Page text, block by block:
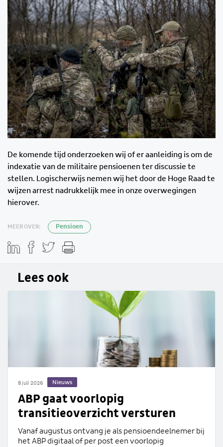
De komende tijd onderzoeken wij of er aanleiding is om de
indexatie van de militaire pensioenen ter discussie te
stellen. Logischerwijs nemen wij het door de Hoge Raad te
wijzen arrest nadrukkelijk mee in onze overwegingen
hierover.
MEER OVER: Pensioen
Lees ook
8 juli 2026 Nieuws
ABP gaat voorlopig
transitieoverzicht versturen
Vanaf augustus ontvang je als pensioendeelnemer bij
het ABP digitaal of per post een voorlopig